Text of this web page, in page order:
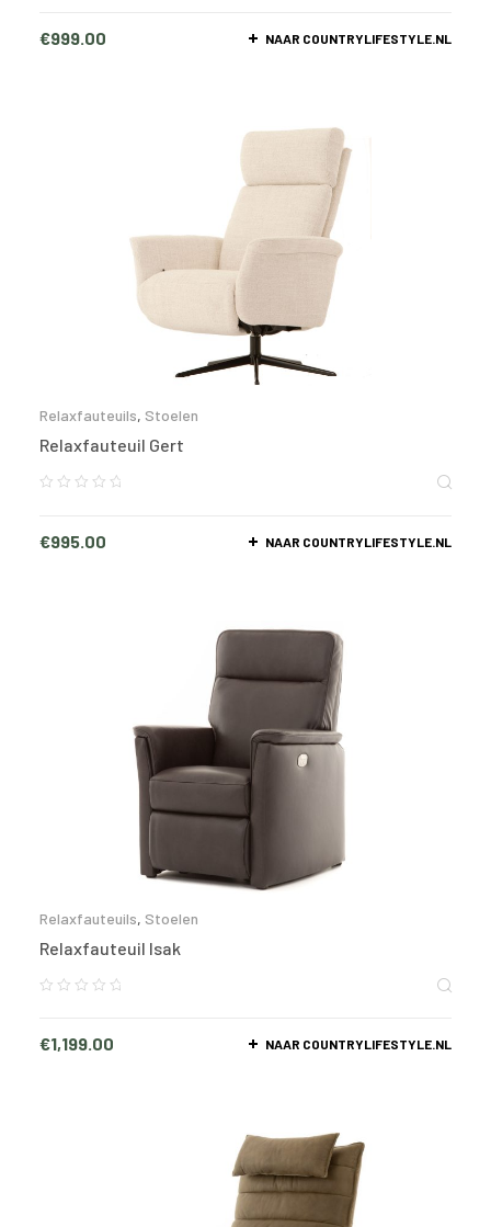
€999.00 NAAR COUNTRYLIFESTYLE.NL
Relaxfauteuils, Stoelen
Relaxfauteuil Gert
€995.00 NAAR COUNTRYLIFESTYLE.NL
Relaxfauteuils, Stoelen
Relaxfauteuil Isak
€1,199.00 NAAR COUNTRYLIFESTYLE.NL